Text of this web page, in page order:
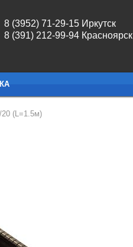
8 (3952) 71-29-15 Иркутск
8 (391) 212-99-94 Красноярск
(L=1.5м)